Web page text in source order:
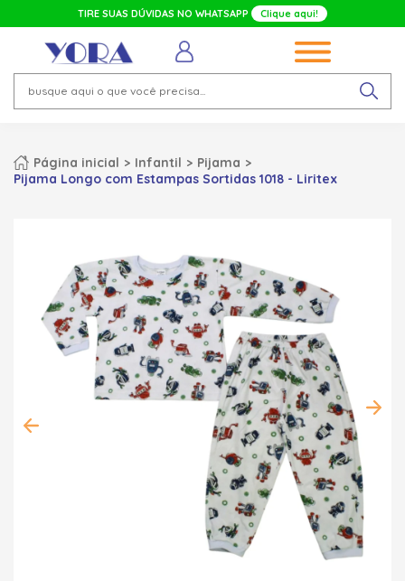
TIRE SUAS DÚVIDAS NO WHATSAPP Clique aqui!
Página inicial Infantil
Pijama
Pijama Longo com Estampas Sortidas 1018 - Liritex